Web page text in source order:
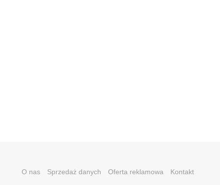
O nas Sprzedaż danych Oferta reklamowa Kontakt